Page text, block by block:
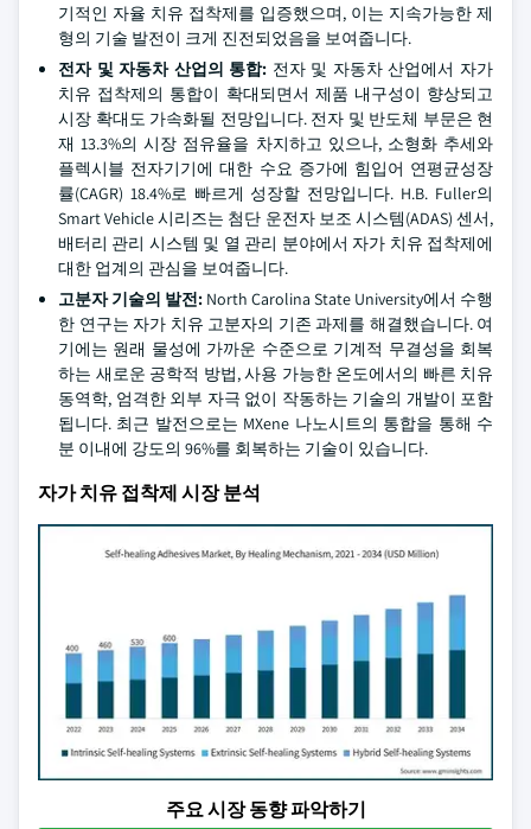
기적인 자율 치유 접착제를 입증했으며, 이는 지속가능한 제
형의 기술 발전이 크게 진전되었음을 보여줍니다.
전자 및 자동차 산업의 통합: 전자 및 자동차 산업에서 자가
치유 접착제의 통합이 확대되면서 제품 내구성이 향상되고
시장 확대도 가속화될 전망입니다. 전자 및 반도체 부문은 현
재 13.3%의 시장 점유율을 차지하고 있으나, 소형화 추세와
플렉시블 전자기기에 대한 수요 증가에 힘입어 연평균성장
률(CAGR) 18.4%로 빠르게 성장할 전망입니다. H.B. Fuller의
Smart Vehicle 시리즈는 첨단 운전자 보조 시스템(ADAS) 센서,
배터리 관리 시스템 및 열 관리 분야에서 자가 치유 접착제에
대한 업계의 관심을 보여줍니다.
고분자 기술의 발전: North Carolina State University에서 수행
한 연구는 자가 치유 고분자의 기존 과제를 해결했습니다. 여
기에는 원래 물성에 가까운 수준으로 기계적 무결성을 회복
하는 새로운 공학적 방법, 사용 가능한 온도에서의 빠른 치유
동역학, 엄격한 외부 자극 없이 작동하는 기술의 개발이 포함
됩니다. 최근 발전으로는 MXene 나노시트의 통합을 통해 수
분 이내에 강도의 96%를 회복하는 기술이 있습니다.
자가 치유 접착제 시장 분석
주요 시장 동향 파악하기